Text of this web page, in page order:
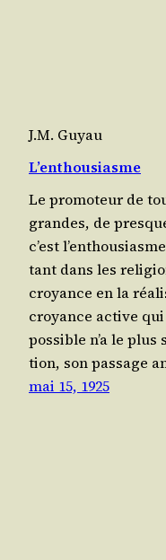
J.M. Guyau
L’enthousiasme
Le pro­mo­teur de
grandes, de
c’est
tant dans les
croyance en la
croyance active
pos­sible n’a le
tion, son pas­sage
mai 15, 1925